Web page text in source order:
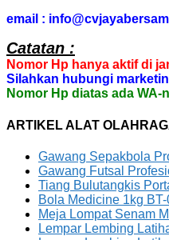
email :
Catatan :
Nomor Hp hanya aktif di
Silahkan hubungi
Nomor Hp diatas ada WA-
ARTIKEL ALAT
Gawang Sepakbola
Gawang Futsal
Tiang Bulutangkis
Bola Medicine 1kg BT-
Meja Lompat Senam
Lempar Lembing